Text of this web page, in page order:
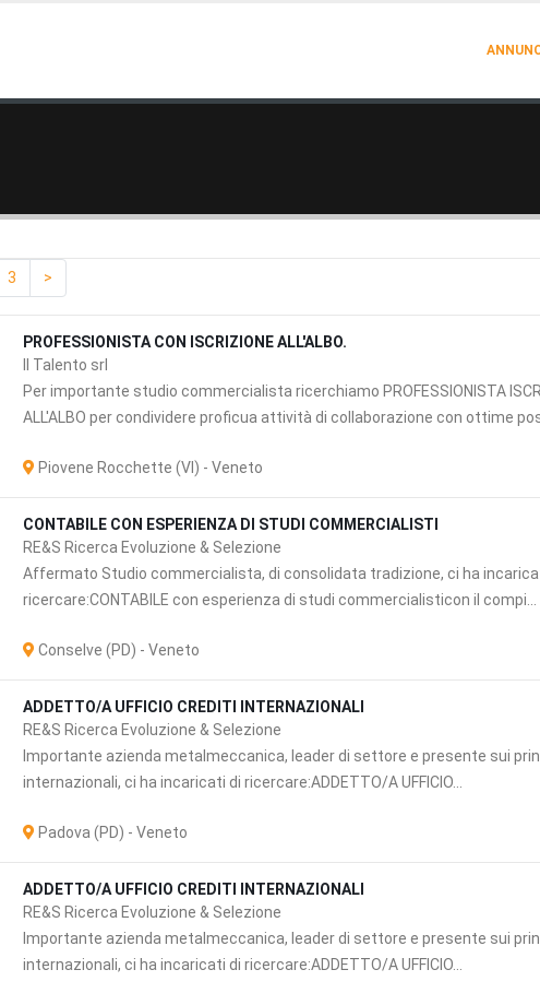
3 >
PROFESSIONISTA CON ISCRIZIONE ALL'ALBO.
Il Talento srl
Per importante studio commercialista ricerchiamo PROFESSIONISTA
ALL'ALBO per condividere proficua attività di collaborazione con ottime
Piovene Rocchette (VI) - Veneto
CONTABILE CON ESPERIENZA DI STUDI COMMERCIALISTI
RE&S Ricerca Evoluzione & Selezione
Affermato Studio commercialista, di consolidata tradizione, ci ha
ricercare:CONTABILE con esperienza di studi commercialisticon il compi...
Conselve (PD) - Veneto
ADDETTO/A UFFICIO CREDITI INTERNAZIONALI
RE&S Ricerca Evoluzione & Selezione
Importante azienda metalmeccanica, leader di settore e presente sui
internazionali, ci ha incaricati di ricercare:ADDETTO/A UFFICIO...
Padova (PD) - Veneto
ADDETTO/A UFFICIO CREDITI INTERNAZIONALI
RE&S Ricerca Evoluzione & Selezione
Importante azienda metalmeccanica, leader di settore e presente sui
internazionali, ci ha incaricati di ricercare:ADDETTO/A UFFICIO...